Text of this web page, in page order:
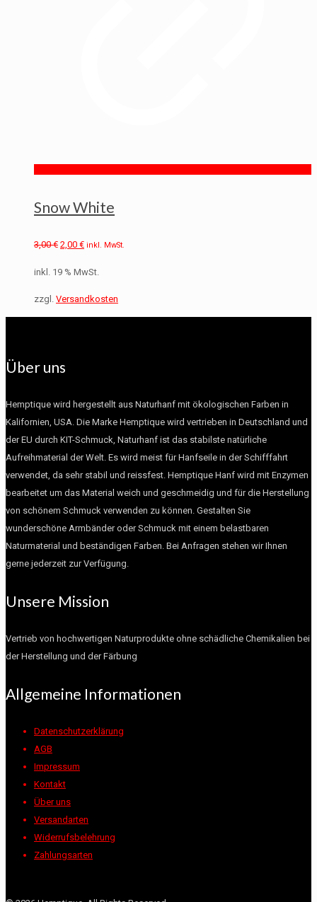
Snow White
3,00€ 2,00 € inkl. MwSt.
inkl. 19 % MwSt.
zzgl. Versandkosten
Über uns
Hemptique wird hergestellt aus Naturhanf mit ökologischen Farben in
Kalifornien, USA. Die Marke Hemptique wird vertrieben in Deutschland und
der EU durch KIT-Schmuck, Naturhanf ist das stabilste natürliche
Aufreihmaterial der Welt. Es wird meist für Hanfseile in der Schifffahrt
verwendet, da sehr stabil und reissfest. Hemptique Hanf wird mit Enzymen
bearbeitet um das Material weich und geschmeidig und für die Herstellung
von schönem Schmuck verwenden zu können. Gestalten Sie
wunderschöne Armbänder oder Schmuck mit einem belastbaren
Naturmaterial und beständigen Farben. Bei Anfragen stehen wir Ihnen
gerne jederzeit zur Verfügung.
Unsere Mission
Vertrieb von hochwertigen Naturprodukte ohne schädliche Chemikalien bei
der Herstellung und der Färbung
Allgemeine Informationen
Datenschutzerklärung
AGB
Impressum
Kontakt
Über uns
Versandarten
Widerrufsbelehrung
Zahlungsarten